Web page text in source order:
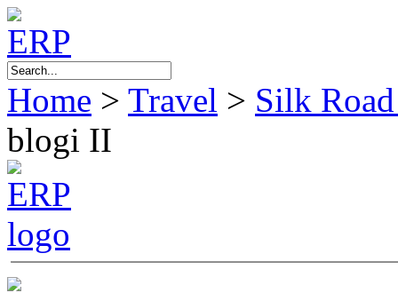
Home > Travel > Silk
blogi II